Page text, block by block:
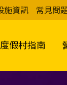
施資訊 常見問
度假村指南